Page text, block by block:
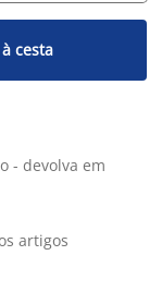
cesta
- devolva em
artigos